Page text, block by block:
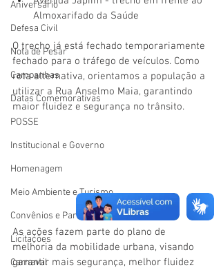
Aniversário
Defesa Civil
Nota de Pesar
Campanhas
Datas Comemorativas
POSSE
Institucional e Governo
Homenagem
Meio Ambiente e Turismo
Convênios e Parcerias
Licitações
Carnaval
Almoxarifado da Saúde
O trecho já está fechado temporariamente
fechado para o tráfego de veículos. Como
rota alternativa, orientamos a população a
utilizar a Rua Anselmo Maia, garantindo
maior fluidez e segurança no trânsito.
As ações fazem parte do plano de
melhoria da mobilidade urbana, visando
garantir mais segurança, melhor fluidez